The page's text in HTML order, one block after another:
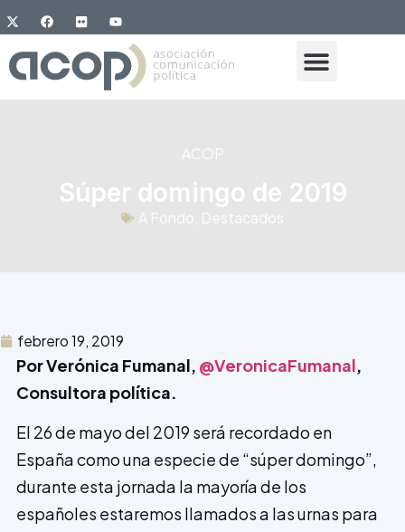
ACOP
Súper domingo de 2019
A Fondo Destacados
febrero 19, 2019
Por Verónica Fumanal, @VeronicaFumanal,
Consultora política.
El 26 de mayo del 2019 será recordado en
España como una especie de “súper domingo”,
durante esta jornada la mayoría de los
españoles estaremos llamados a las urnas para